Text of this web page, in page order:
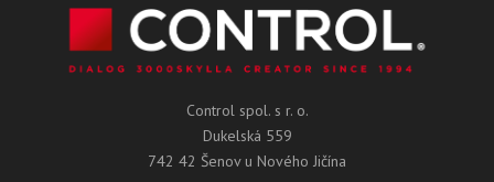
Control spol. s r. o.
Dukelská 559
742 42 Šenov u Nového Jičína